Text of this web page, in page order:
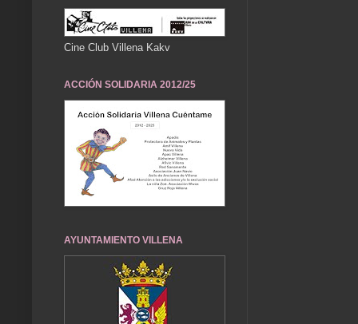
Cine Club Villena Kakv
ACCIÓN SOLIDARIA 2012/25
AYUNTAMIENTO VILLENA